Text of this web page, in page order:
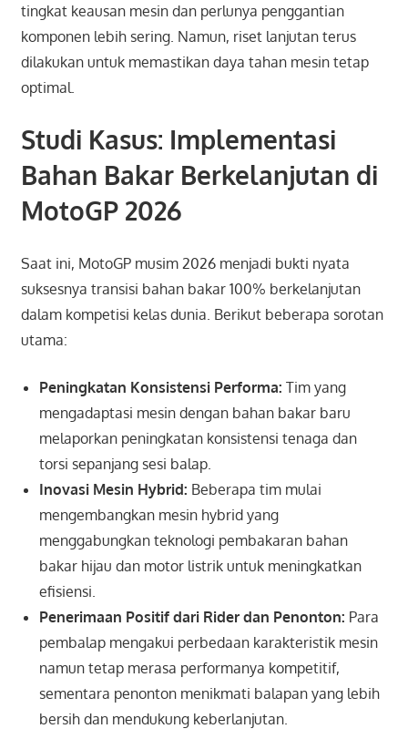
tingkat keausan mesin dan perlunya penggantian
komponen lebih sering. Namun, riset lanjutan terus
dilakukan untuk memastikan daya tahan mesin tetap
optimal.
Studi Kasus: Implementasi
Bahan Bakar Berkelanjutan di
MotoGP 2026
Saat ini, MotoGP musim 2026 menjadi bukti nyata
suksesnya transisi bahan bakar 100% berkelanjutan
dalam kompetisi kelas dunia. Berikut beberapa sorotan
utama:
Peningkatan Konsistensi Performa: Tim yang
mengadaptasi mesin dengan bahan bakar baru
melaporkan peningkatan konsistensi tenaga dan
torsi sepanjang sesi balap.
Inovasi Mesin Hybrid: Beberapa tim mulai
mengembangkan mesin hybrid yang
menggabungkan teknologi pembakaran bahan
bakar hijau dan motor listrik untuk meningkatkan
efisiensi.
Penerimaan Positif dari Rider dan Penonton: Para
pembalap mengakui perbedaan karakteristik mesin
namun tetap merasa performanya kompetitif,
sementara penonton menikmati balapan yang lebih
bersih dan mendukung keberlanjutan.